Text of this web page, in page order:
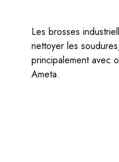
Les brosses
nettoyer les
principalement avec
Ameta.